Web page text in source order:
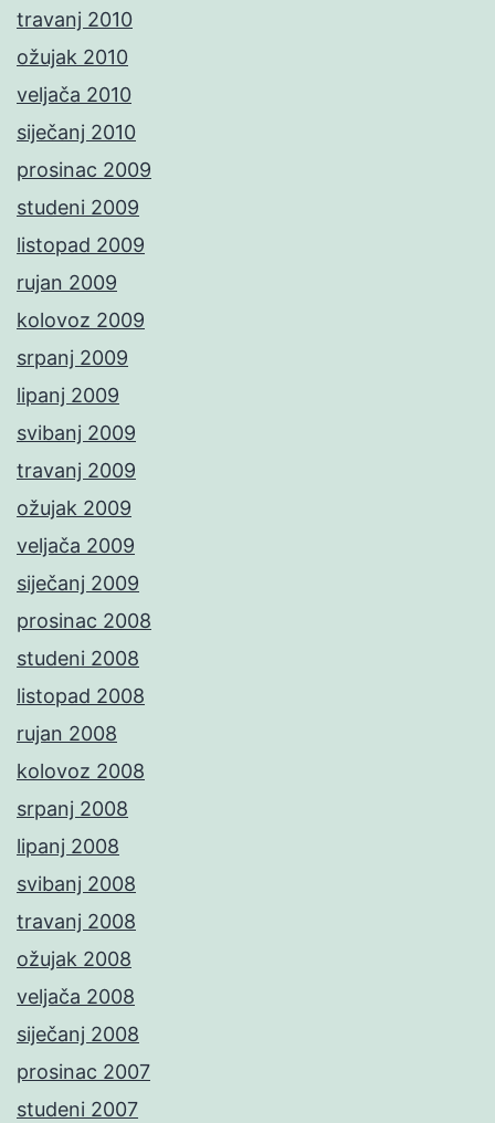
travanj 2010
ožujak 2010
veljača 2010
siječanj 2010
prosinac 2009
studeni 2009
listopad 2009
rujan 2009
kolovoz 2009
srpanj 2009
lipanj 2009
svibanj 2009
travanj 2009
ožujak 2009
veljača 2009
siječanj 2009
prosinac 2008
studeni 2008
listopad 2008
rujan 2008
kolovoz 2008
srpanj 2008
lipanj 2008
svibanj 2008
travanj 2008
ožujak 2008
veljača 2008
siječanj 2008
prosinac 2007
studeni 2007